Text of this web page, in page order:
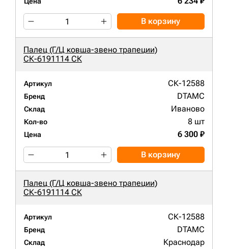
В корзину
Палец (Г/Ц ковша-звено трапеции)
СК-6191114 СК
Артикул СК-12588
Бренд DTAMC
Склад Иваново
Кол-во 8 шт
Цена 6 300 ₽
В корзину
Палец (Г/Ц ковша-звено трапеции)
СК-6191114 СК
Артикул СК-12588
Бренд DTAMC
Склад Краснодар